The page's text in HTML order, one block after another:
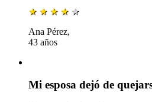
★ ★ ★ ★ ★
Ana Pérez,
43 años
Mi esposa dejó de